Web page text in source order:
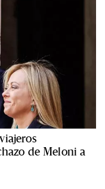
de Meloni a